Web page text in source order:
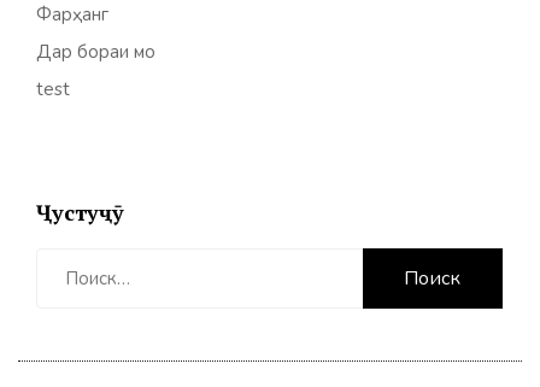
Фарҳанг
Дар бораи мо
test
Ҷустуҷӯ